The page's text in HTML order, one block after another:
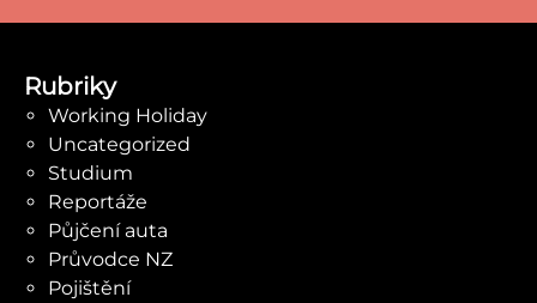
Rubriky
Working Holiday
Uncategorized
Studium
Reportáže
Půjčení auta
Průvodce NZ
Pojištění